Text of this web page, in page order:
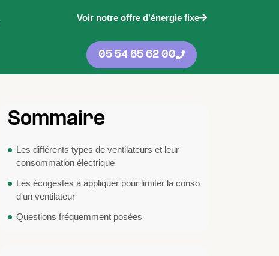
Voir notre offre d'énergie fixe
05 54 65 62 00
Sommaire
Les différents types de ventilateurs et leur
consommation électrique
Les écogestes à appliquer pour limiter la conso
d'un ventilateur
Questions fréquemment posées